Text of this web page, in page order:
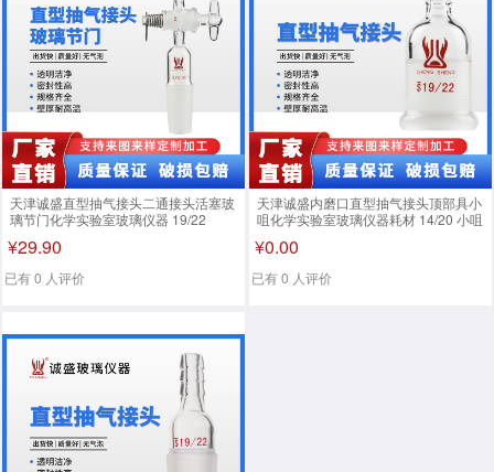
天津诚盛直型抽气接头二通接头活塞玻
璃节门化学实验室玻璃仪器 19/22
¥29.90
已有 0 人评价
天津诚盛内磨口直型抽气接头顶部具小
咀化学实验室玻璃仪器耗材 14/20 小咀
¥0.00
已有 0 人评价